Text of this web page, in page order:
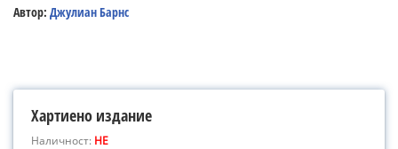
Автор: Джулиан Барнс
Хартиено издание
Наличност: НЕ